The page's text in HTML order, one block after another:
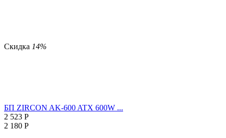
Скидка 14%
БП ZIRCON AK-600 ATX 600W ...
2 523 Р
2 180 Р